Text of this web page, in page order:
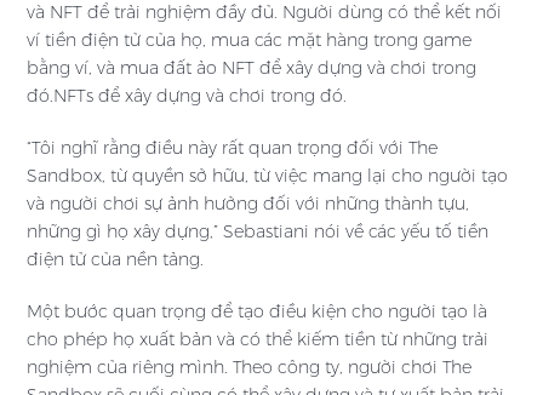
và NFT để trải nghiệm đầy đủ. Người dùng có thể kết nối
ví tiền điện tử của họ, mua các mặt hàng trong game
bằng ví, và mua đất ảo NFT để xây dựng và chơi trong
đó.NFTs để xây dựng và chơi trong đó.
“Tôi nghĩ rằng điều này rất quan trọng đối với The
Sandbox, từ quyền sở hữu, từ việc mang lại cho người tạo
và người chơi sự ảnh hưởng đối với những thành tựu,
những gì họ xây dựng,” Sebastiani nói về các yếu tố tiền
điện tử của nền tảng.
Một bước quan trọng để tạo điều kiện cho người tạo là
cho phép họ xuất bản và có thể kiếm tiền từ những trải
nghiệm của riêng mình. Theo công ty, người chơi The